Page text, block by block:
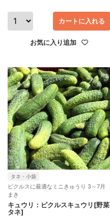
カートに入れる
お気に入り追加
タネ・小袋
ピクルスに最適なミニきゅうり 3～7月
まき
キュウリ：ピクルスキュウリ[野菜
タネ]